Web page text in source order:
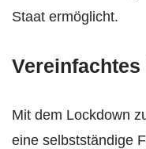
Staat ermöglicht.
Vereinfachtes
Mit dem Lockdown
eine selbstständige